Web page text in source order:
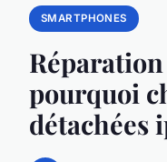
SMARTPHONES
pourquoi
détachées